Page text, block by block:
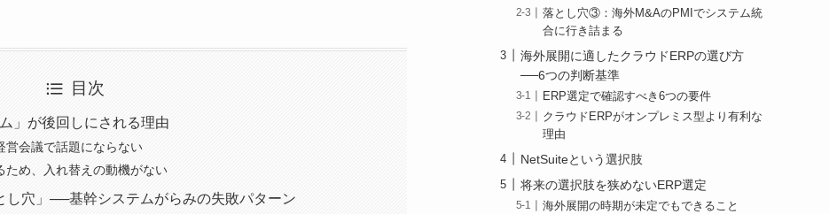
目次
」が後回しにされる理由
営会議で話題にならない
ため、入れ替えの動機がない
し穴」──基幹システムがらみの失敗パターン
落とし穴③：海外M&AのPMIでシステム統
合に行き詰まる
海外展開に適したクラウドERPの選び方
──6つの判断基準
ERP選定で確認すべき6つの要件
クラウドERPがオンプレミス型より有利な
理由
NetSuiteという選択肢
将来の選択肢を狭めないERP選定
海外展開の時期が未定でもできること